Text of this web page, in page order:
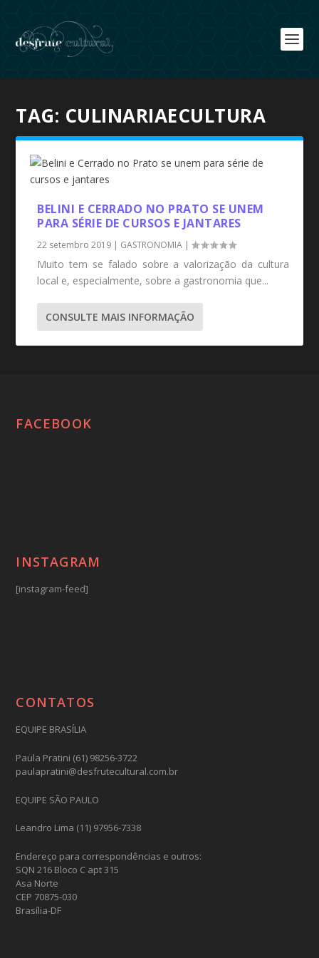
TAG: CULINARIAECULTURA
BELINI E CERRADO NO PRATO SE UNEM
PARA SÉRIE DE CURSOS E JANTARES
22 setembro 2019 | GASTRONOMIA |
Muito tem se falado sobre a valorização da cultura
local e, especialmente, sobre a gastronomia que...
CONSULTE MAIS INFORMAÇÃO
FACEBOOK
INSTAGRAM
[instagram-feed]
CONTATOS
EQUIPE BRASÍLIA
Paula Pratini (61) 98256-3722
paulapratini@desfrutecultural.com.br
EQUIPE SÃO PAULO
Leandro Lima (11) 97956-7338
Endereço para correspondências e outros:
SQN 216 Bloco C apt 315
Asa Norte
CEP 70875-030
Brasília-DF